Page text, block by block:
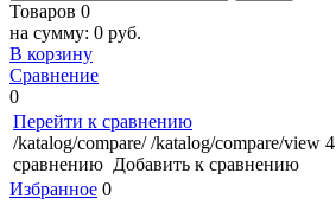
Товаров 0
на сумму: 0 руб.
В корзину
Сравнение
0
Перейти к сравнению
/katalog/compare/ /katalog/compare/view 4
сравнению Добавить к сравнению
Избранное 0